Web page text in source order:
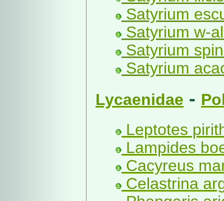
Satyrium
Satyrium w-
Satyrium
Satyrium
Lycaenidae -
Leptotes
Lampides
Cacyreus
Celastrina